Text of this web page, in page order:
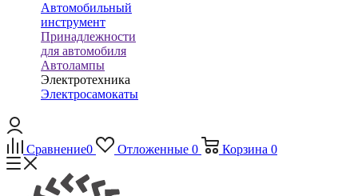
Автомобильный
инструмент
Принадлежности
для автомобиля
Автолампы
Электротехника
Электросамокаты
Сравнение0 Отложенные 0 Корзина 0